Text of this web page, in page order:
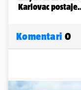
Komentari 0